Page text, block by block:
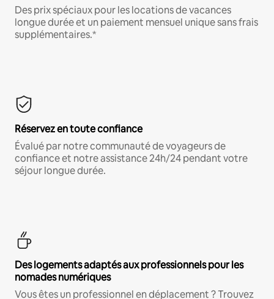
Des prix spéciaux pour les locations de vacances
longue durée et un paiement mensuel unique sans frais
supplémentaires.*
Réservez en toute confiance
Évalué par notre communauté de voyageurs de
confiance et notre assistance 24h/24 pendant votre
séjour longue durée.
Des logements adaptés aux professionnels pour les
nomades numériques
Vous êtes un professionnel en déplacement ? Trouvez